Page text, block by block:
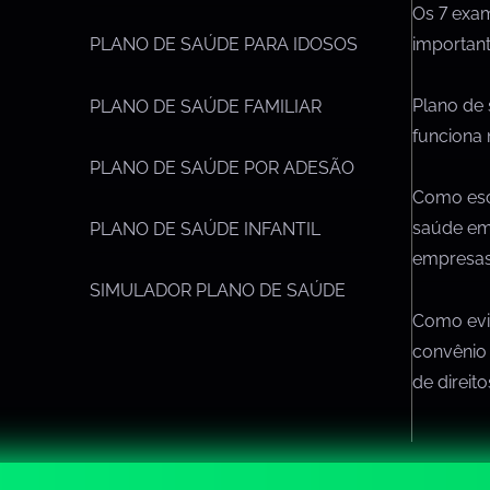
PLANO DE SAÚDE PARA IDOSOS
PLANO DE SAÚDE FAMILIAR
PLANO DE SAÚDE POR ADESÃO
PLANO DE SAÚDE INFANTIL
SIMULADOR PLANO DE SAÚDE
Os 7
Plano de
funciona
Como
saúde
Como
de